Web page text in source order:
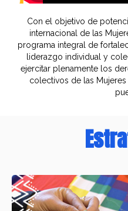
Con el objetivo de
internacional de las
programa integral de
liderazgo individual y
ejercitar plenamente los
colectivos de las